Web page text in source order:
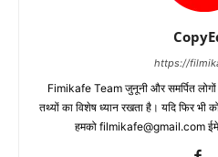
https://
Fimikafe Team जुनूनी और समर्पित
तथ्‍यों का विशेष ध्‍यान रखता है। यदि फिर
हमको filmikafe@gmail.com